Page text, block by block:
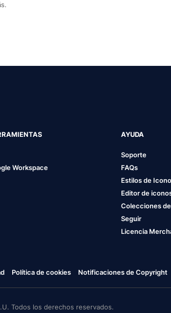
Workspace
AYUDA
Soporte
FAQs
Estilos de
Editor de
Colecciones
Seguir
Licencia
Política de cookies Notificaciones de Copyright
Todos los derechos reservados.